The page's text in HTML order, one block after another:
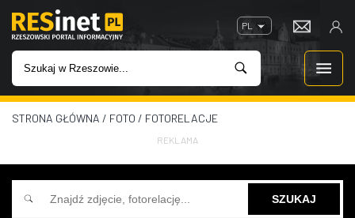
PL
WIADOMOŚCI
INWESTYCJE
IMPREZY
STRONA GŁÓWNA / FOTO / FOTORELACJE
REKLAMA